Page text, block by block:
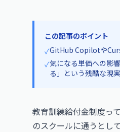
この記事のポイント
✓GitHub Copilotや
✓気になる単価への影
る」という残酷な現
教育訓練給付金制度っ
のスクールに通うとし